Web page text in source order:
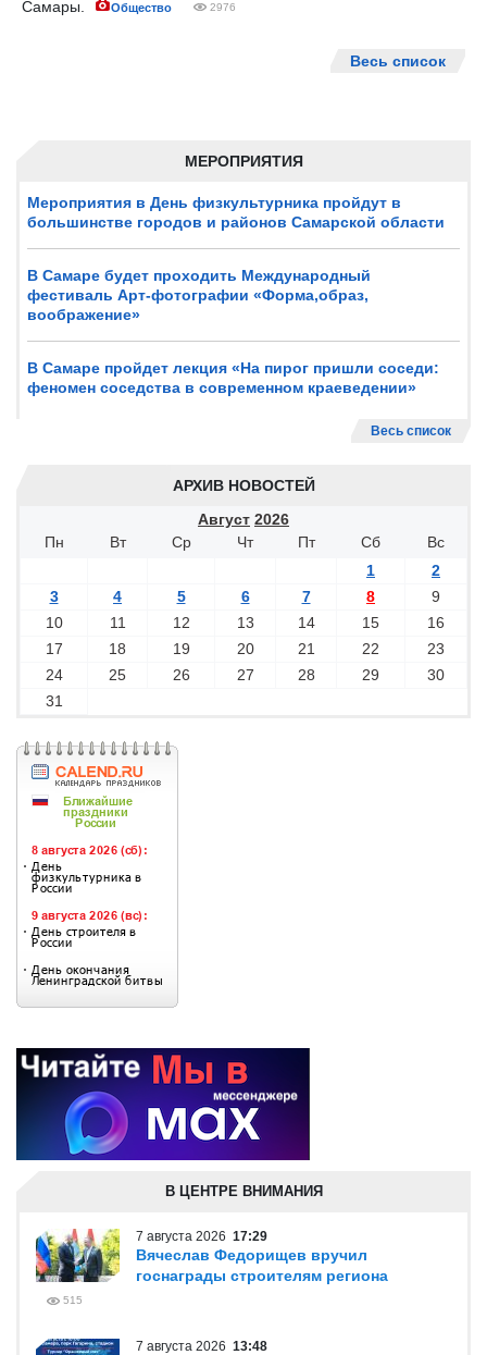
МЕРОПРИЯТИЯ
Мероприятия в День физкультурника пройдут в
большинстве городов и районов Самарской области
В Самаре будет проходить Международный
фестиваль Арт-фотографии «Форма,образ,
воображение»
В Самаре пройдет лекция «На пирог пришли соседи:
феномен соседства в современном краеведении»
Весь список
АРХИВ НОВОСТЕЙ
Август 2026
Пн
Вт Ср Чт Пт Сб
Вс
1
2
3
4 5 6 7 8
9
10
11 12 13 14 15
16
17
18 19 20 21 22
23
24
25 26 27 28 29
30
31
Самары. Общество 2976
Весь список
В ЦЕНТРЕ ВНИМАНИЯ
7 августа 2026 17:29
Вячеслав Федорищев вручил
госнаграды строителям региона
515
7 августа 2026 13:48